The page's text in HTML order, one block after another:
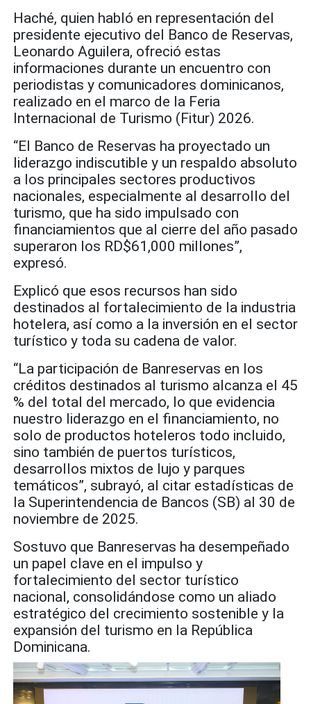
Haché, quien habló en representación del
presidente ejecutivo del Banco de Reservas,
Leonardo Aguilera, ofreció estas
informaciones durante un encuentro con
periodistas y comunicadores dominicanos,
realizado en el marco de la Feria
Internacional de Turismo (Fitur) 2026.
“El Banco de Reservas ha proyectado un
liderazgo indiscutible y un respaldo absoluto
a los principales sectores productivos
nacionales, especialmente al desarrollo del
turismo, que ha sido impulsado con
financiamientos que al cierre del año pasado
superaron los RD$61,000 millones”,
expresó.
Explicó que esos recursos han sido
destinados al fortalecimiento de la industria
hotelera, así como a la inversión en el sector
turístico y toda su cadena de valor.
“La participación de Banreservas en los
créditos destinados al turismo alcanza el 45
% del total del mercado, lo que evidencia
nuestro liderazgo en el financiamiento, no
solo de productos hoteleros todo incluido,
sino también de puertos turísticos,
desarrollos mixtos de lujo y parques
temáticos”, subrayó, al citar estadísticas de
la Superintendencia de Bancos (SB) al 30 de
noviembre de 2025.
Sostuvo que Banreservas ha desempeñado
un papel clave en el impulso y
fortalecimiento del sector turístico
nacional, consolidándose como un aliado
estratégico del crecimiento sostenible y la
expansión del turismo en la República
Dominicana.